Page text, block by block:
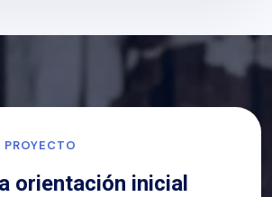
orientación inicial